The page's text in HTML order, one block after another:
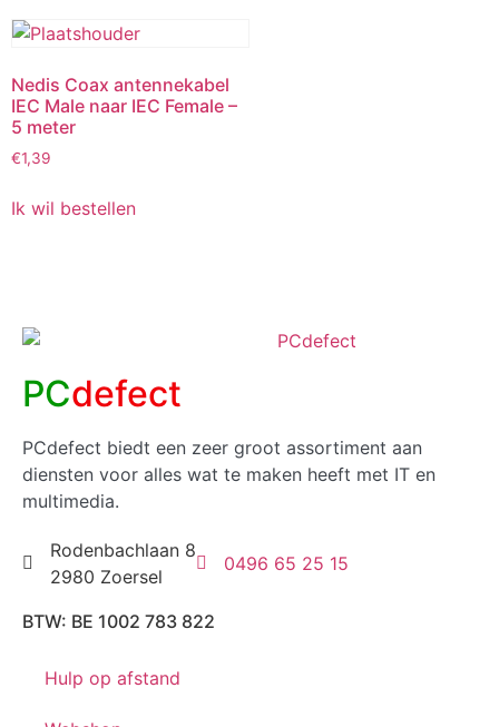
Nedis Coax antennekabel
IEC Male naar IEC Female –
5 meter
€1,39
Ik wil bestellen
PCdefect
PCdefect biedt een zeer groot assortiment aan
diensten voor alles wat te maken heeft met IT en
multimedia.
Rodenbachlaan 8
2980 Zoersel
0496 65 25 15
BTW: BE 1002 783 822
Hulp op afstand